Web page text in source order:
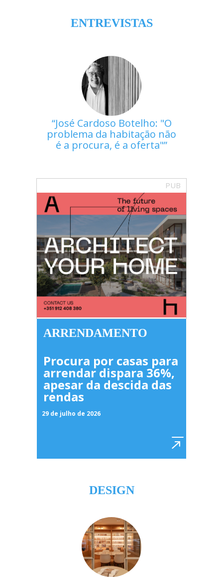
ENTREVISTAS
José Cardoso Botelho: "O
problema da habitação não
é a procura, é a oferta"
PUB
ARRENDAMENTO
Procura por casas para
arrendar dispara 36%,
apesar da descida das
rendas
29 de julho de 2026
DESIGN